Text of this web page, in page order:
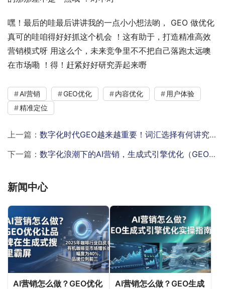
嘿！最后的哇最后讲讲我的一点小小想法喲， GEO 做优化
真可的哇咱得好好抓这个机会 ！这有助于，打造精准高效
营销模式呀 用这么个，未来竞争里不不把自己落跑太远噢
在市场嘞 ！得！赶紧好好研究弄起来嘢
AI营销 GEO优化 内容优化
用户体验
精准定位
上一篇： 数字化时代GEO越来越重要！词汇选择有何讲究？入门概念速看
下一篇： 数字化浪潮下的AI营销，生成式引擎优化（GEO）有多关键？
新闻中心
AI营销怎么做？GEO优化
AI营销怎么做？GEO生成